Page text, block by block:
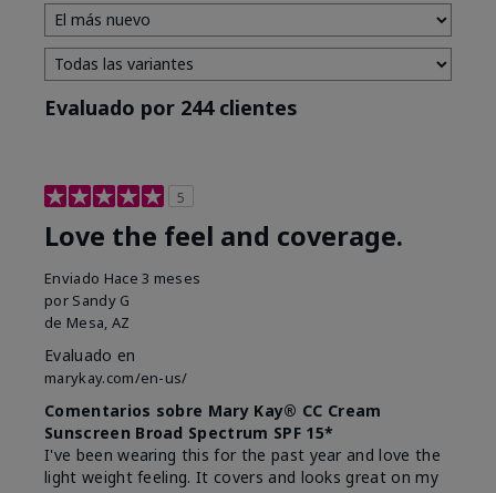
Evaluado por 244 clientes
5
Love the feel and coverage.
Enviado Hace 3 meses
por Sandy G
de Mesa, AZ
Evaluado en
marykay.com/en-us/
Comentarios sobre Mary Kay® CC Cream
Sunscreen Broad Spectrum SPF 15*
I've been wearing this for the past year and love the
light weight feeling. It covers and looks great on my